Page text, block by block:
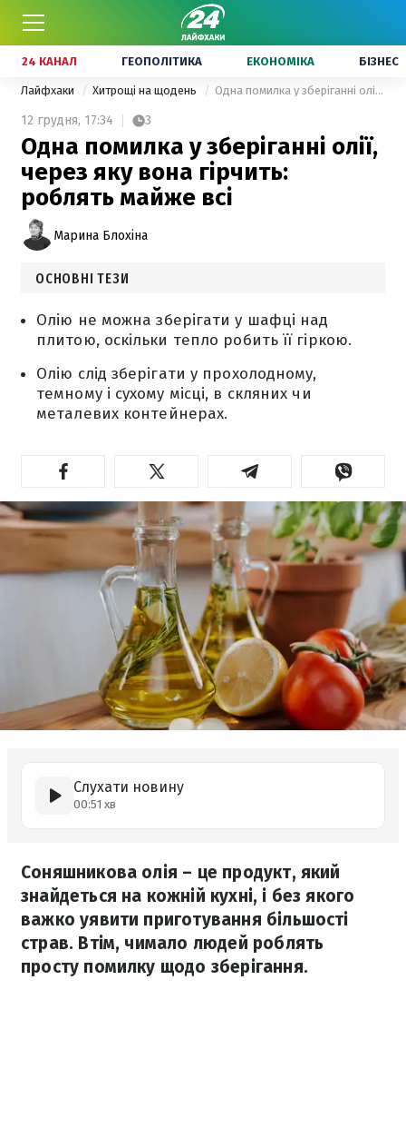
24 КАНАЛ ГЕОПОЛІТИКА ЕКОНОМІКА БІЗНЕС
Лайфхаки Хитрощі на щодень Одна помилка у зберіганні олії, через яку вона гірчить: роблять майже всі
12 грудня, 17:34 3
Одна помилка у зберіганні олії,
через яку вона гірчить:
роблять майже всі
Марина Блохіна
ОСНОВНІ ТЕЗИ
Олію не можна зберігати у шафці над
плитою, оскільки тепло робить її гіркою.
Олію слід зберігати у прохолодному,
темному і сухому місці, в скляних чи
металевих контейнерах.
Слухати новину
00:51 хв
Соняшникова олія – це продукт, який
знайдеться на кожній кухні, і без якого
важко уявити приготування більшості
страв. Втім, чимало людей роблять
просту помилку щодо зберігання.